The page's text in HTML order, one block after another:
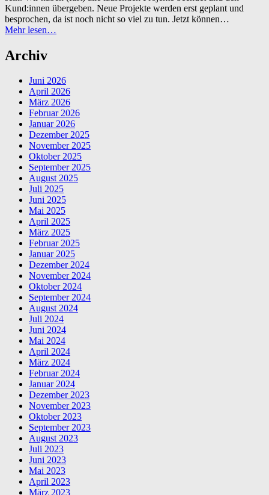
politische
Bildung”
Kund:innen übergeben. Neue Projekte werden erst geplant und
besprochen, da ist noch nicht so viel zu tun. Jetzt können…
Mehr lesen…
Archiv
Juni 2026
April 2026
März 2026
Februar 2026
Januar 2026
Dezember 2025
November 2025
Oktober 2025
September 2025
August 2025
Juli 2025
Juni 2025
Mai 2025
April 2025
März 2025
Februar 2025
Januar 2025
Dezember 2024
November 2024
Oktober 2024
September 2024
August 2024
Juli 2024
Juni 2024
Mai 2024
April 2024
März 2024
Februar 2024
Januar 2024
Dezember 2023
November 2023
Oktober 2023
September 2023
August 2023
Juli 2023
Juni 2023
Mai 2023
April 2023
März 2023